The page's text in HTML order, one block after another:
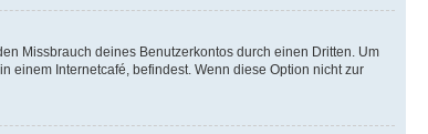
Missbrauch deines Benutzerkontos durch einen Dritten. Um
einem Internetcafé, befindest. Wenn diese Option nicht zur